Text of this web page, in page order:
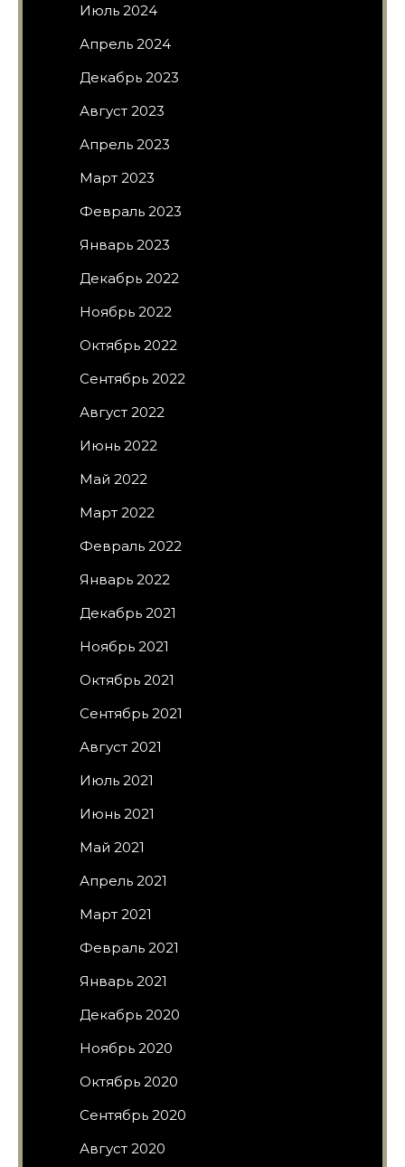
Июль 2024
Апрель 2024
Декабрь 2023
Август 2023
Апрель 2023
Март 2023
Февраль 2023
Январь 2023
Декабрь 2022
Ноябрь 2022
Октябрь 2022
Сентябрь 2022
Август 2022
Июнь 2022
Май 2022
Март 2022
Февраль 2022
Январь 2022
Декабрь 2021
Ноябрь 2021
Октябрь 2021
Сентябрь 2021
Август 2021
Июль 2021
Июнь 2021
Май 2021
Апрель 2021
Март 2021
Февраль 2021
Январь 2021
Декабрь 2020
Ноябрь 2020
Октябрь 2020
Сентябрь 2020
Август 2020